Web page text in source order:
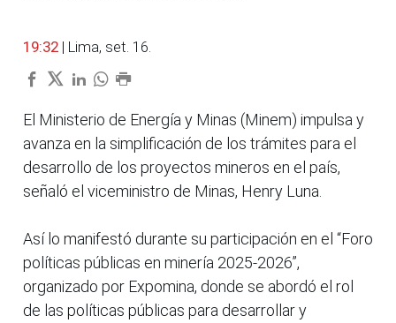
19:32 | Lima, set. 16.
El Ministerio de Energía y Minas (Minem) impulsa y
avanza en la simplificación de los trámites para el
desarrollo de los proyectos mineros en el país,
señaló el viceministro de Minas, Henry Luna.
Así lo manifestó durante su participación en el “Foro
políticas públicas en minería 2025-2026”,
organizado por Expomina, donde se abordó el rol
de las políticas públicas para desarrollar y